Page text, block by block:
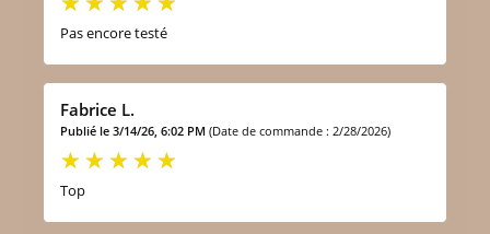
Pas encore testé
Fabrice L.
Publié le 3/14/26, 6:02 PM (Date de commande : 2/28/2026)
Top